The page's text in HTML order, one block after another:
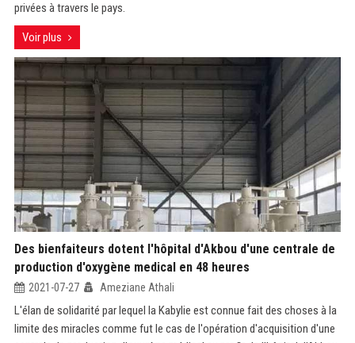
privées à travers le pays.
Voir plus
Des bienfaiteurs dotent l'hôpital d'Akbou d'une centrale de
production d'oxygène medical en 48 heures
2021-07-27 Ameziane Athali
L'élan de solidarité par lequel la Kabylie est connue fait des choses à la
limite des miracles comme fut le cas de l'opération d'acquisition d'une